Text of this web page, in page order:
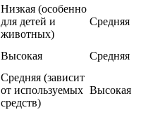
Низкая (особенно
для детей и
животных)
Средняя
Высокая Средняя
Средняя (зависит
от используемых
средств)
Высокая